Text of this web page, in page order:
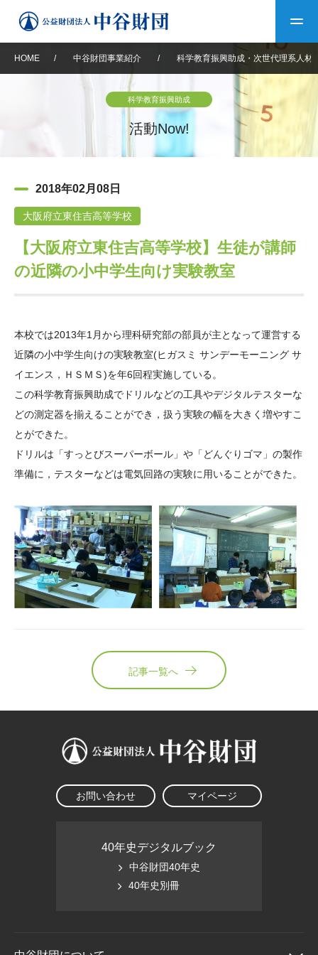
中谷財団について
設立趣意書
沿革 40年史デジタルブック
中谷財団40年史
役員・評議員 公開情報
年報一覧 中谷財団レポート
中谷財団事業紹介
神戸賞 長期大型研究助成
大学院生奨学金
国際学生交流プログラ
ム
科学教育振興助成・
次世代理系人材育成プ
ログラム助成
中谷財団動画紹介
その他情報
アクセス よくあるご質問
サイトマップ 中谷財団アーカイブ
日本語 English
HOME / 中谷財団事業紹介 / 科学教育振興助成・次世代理系人材
科学教育振興助成
活動Now!
2018年02月08日
大阪府立東住吉高等学校
【大阪府立東住吉高等学校】生徒が講師
の近隣の小中学生向け実験教室
本校では2013年1月から理科研究部の部員が主となって運営する
近隣の小中学生向けの実験教室(ヒガスミ サンデーモーニング サ
イエンス，ＨＳＭＳ)を年6回程実施している。
この科学教育振興助成でドリルなどの工具やデジタルテスターな
どの測定器を揃えることができ，扱う実験の幅を大きく増やすこ
とができた。
ドリルは「すっとびスーパーボール」や「どんぐりゴマ」の製作
準備に，テスターなどは電気回路の実験に用いることができた。
記事一覧へ
お問い合わせ マイページ
40年史デジタルブック
中谷財団40年史
40年史別冊